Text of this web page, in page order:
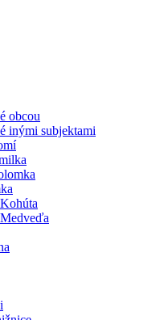
obcou
inými subjektami